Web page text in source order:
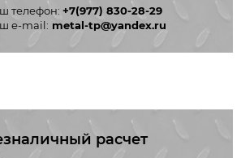
телефон: +7(977) 830-28-29
e-mail: metal-tp@yandex.ru
расчет